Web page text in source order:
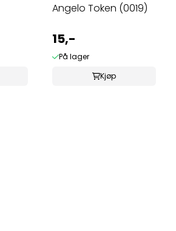
Angelo Token (0019)
15,-
På lager
Kjøp